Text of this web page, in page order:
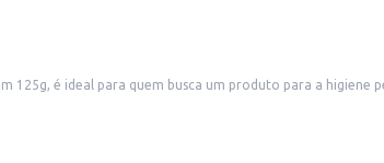
125g, é ideal para quem busca um produto para a
ou em estabelecimentos comerciais como hotéis e